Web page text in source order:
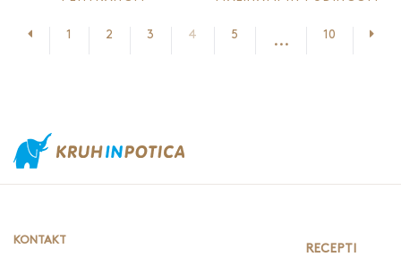
Prejšnja stran
1 2 3 4 5 ... 10
KONTAKT
RECEPTI